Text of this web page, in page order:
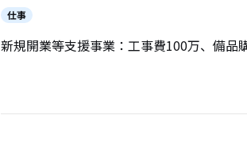
仕事
新規開業等支援事業：工事費100万、備品